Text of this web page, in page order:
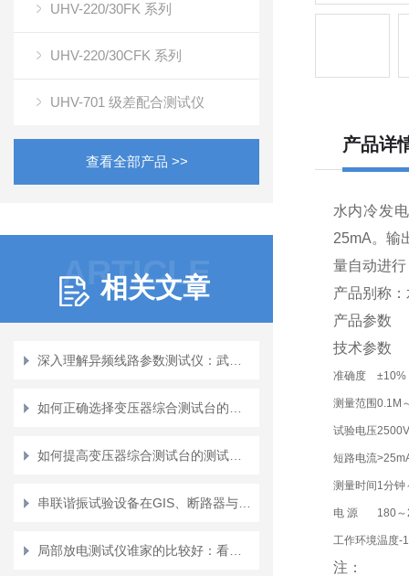
UHV-220/30FK 系列
UHV-220/30CFK 系列
UHV-701 级差配合测试仪
查看全部产品 >>
ARTICLE
相关文章
产品详
水内冷发
25mA。输
量自动进
产品别称
产品参数
技术参数
准确度 ±10%
测量范围0.1M
试验电压
短路电流
测量时间 1分钟
电 源 180
工作环境温度-
注：